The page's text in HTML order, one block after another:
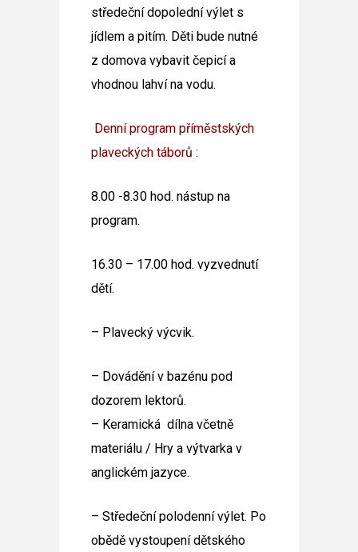
středeční dopolední výlet s
jídlem a pitím. Děti bude nutné
z domova vybavit čepicí a
vhodnou lahví na vodu.
Denní program příměstských
plaveckých táborů :
8.00 -8.30 hod. nástup na
program.
16.30 – 17.00 hod. vyzvednutí
dětí.
– Plavecký výcvik.
– Dovádění v bazénu pod
dozorem lektorů.
– Keramická dílna včetně
materiálu / Hry a výtvarka v
anglickém jazyce.
– Středeční polodenní výlet. Po
obědě vystoupení dětského